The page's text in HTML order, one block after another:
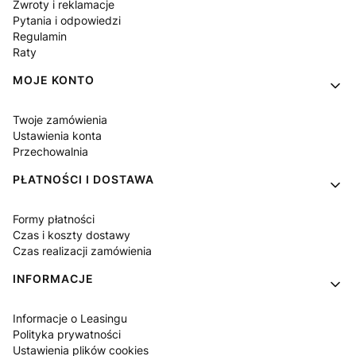
Zwroty i reklamacje
Pytania i odpowiedzi
Regulamin
Raty
MOJE KONTO
Twoje zamówienia
Ustawienia konta
Przechowalnia
PŁATNOŚCI I DOSTAWA
Formy płatności
Czas i koszty dostawy
Czas realizacji zamówienia
INFORMACJE
Informacje o Leasingu
Polityka prywatności
Ustawienia plików cookies